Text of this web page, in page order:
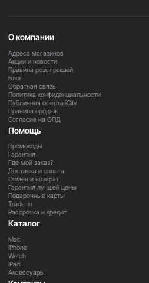
О компании
Адреса магазинов
Акции и новости
Правила розыгрышей
Блог
Обратная связь
Политика конфиденциальности
Публичная оферта iCity
Правила продаж
Согласие на ОПД
Помощь
Промокоды
Гарантия
Где мой заказ?
Доставка и оплата
Обмен и возврат
Гарантия лучшей цены
Подарочные карты
Trade-in
Рассрочка и кредит
Каталог
Mac
iPhone
Watch
iPad
Аксессуары